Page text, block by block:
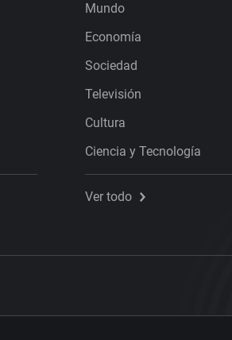
Mundo
Economía
Sociedad
Televisión
Cultura
Ciencia y Tecnología
Ver todo